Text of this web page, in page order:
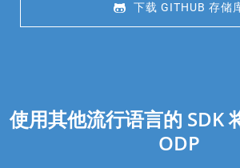
下载 GITHUB 存储
使用其他流行语言的 SDK
ODP